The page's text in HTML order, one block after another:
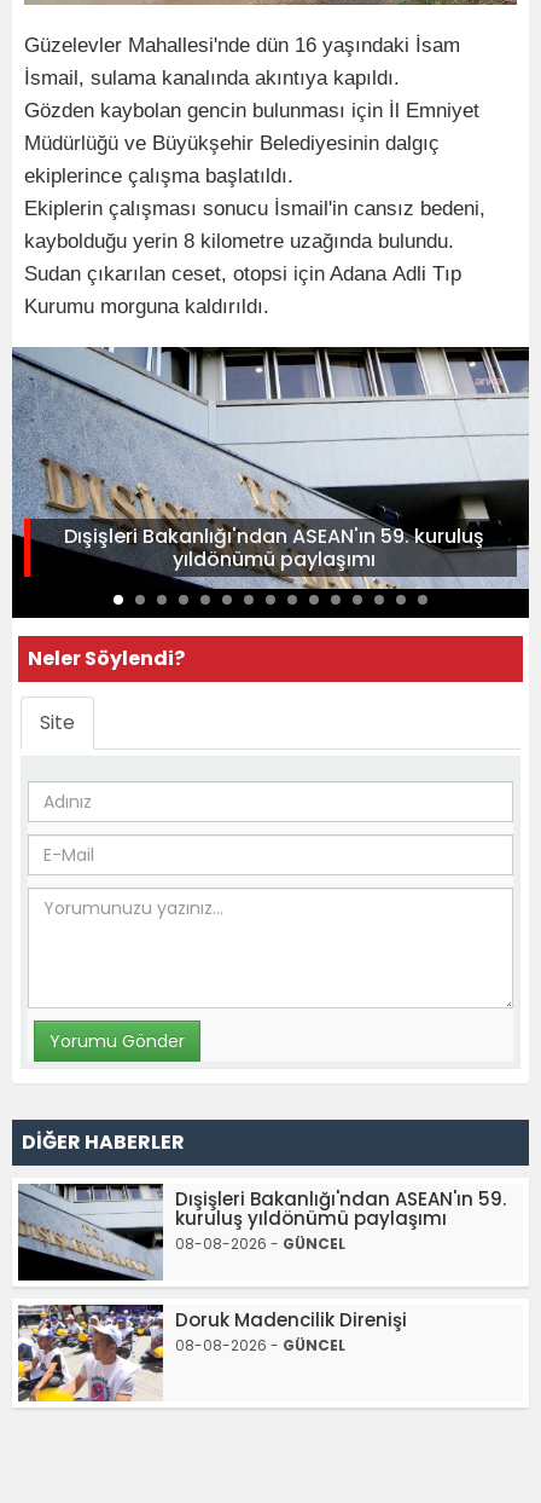
Güzelevler Mahallesi'nde dün 16 yaşındaki İsam
İsmail, sulama kanalında akıntıya kapıldı.
Gözden kaybolan gencin bulunması için İl Emniyet
Müdürlüğü ve Büyükşehir Belediyesinin dalgıç
ekiplerince çalışma başlatıldı.
Ekiplerin çalışması sonucu İsmail'in cansız bedeni,
kaybolduğu yerin 8 kilometre uzağında bulundu.
Sudan çıkarılan ceset, otopsi için Adana Adli Tıp
Kurumu morguna kaldırıldı.
Dışişleri Bakanlığı'ndan ASEAN'ın 59. kuruluş
yıldönümü paylaşımı
Neler Söylendi?
Site
DİĞER HABERLER
Dışişleri Bakanlığı'ndan ASEAN'ın 59.
kuruluş yıldönümü paylaşımı
08-08-2026 - GÜNCEL
Doruk Madencilik Direnişi
08-08-2026 - GÜNCEL